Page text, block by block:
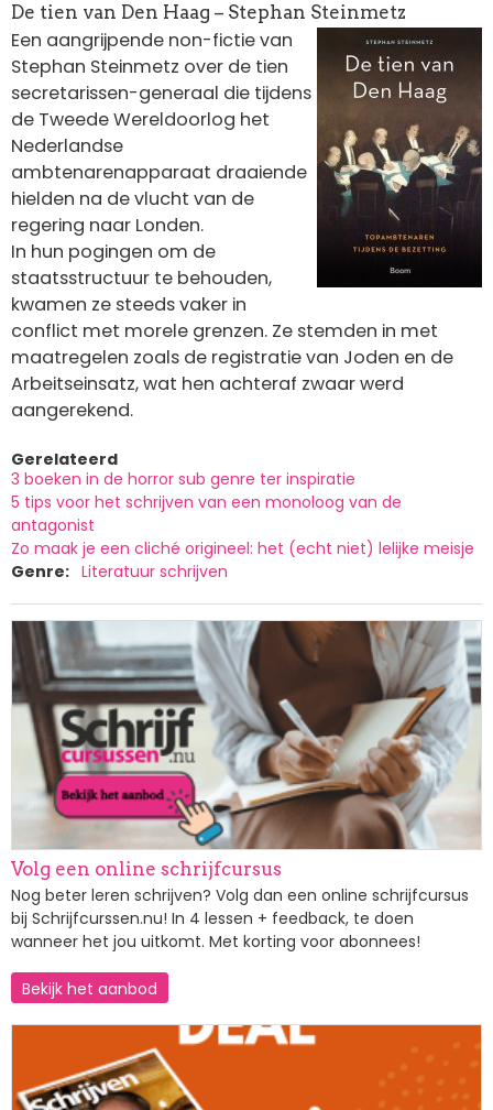
De tien van Den Haag – Stephan Steinmetz
Afbeelding
Een aangrijpende non-fictie van
Stephan Steinmetz over de tien
secretarissen-generaal die tijdens
de Tweede Wereldoorlog het
Nederlandse
ambtenarenapparaat draaiende
hielden na de vlucht van de
regering naar Londen.
In hun pogingen om de
staatsstructuur te behouden,
kwamen ze steeds vaker in
conflict met morele grenzen. Ze stemden in met
maatregelen zoals de registratie van Joden en de
Arbeitseinsatz, wat hen achteraf zwaar werd
aangerekend.
Gerelateerd
3 boeken in de horror sub genre ter inspiratie
5 tips voor het schrijven van een monoloog van de
antagonist
Zo maak je een cliché origineel: het (echt niet) lelijke meisje
Genre
Literatuur schrijven
Afbeelding
Volg een online schrijfcursus
Nog beter leren schrijven? Volg dan een online schrijfcursus
bij Schrijfcurssen.nu! In 4 lessen + feedback, te doen
wanneer het jou uitkomt. Met korting voor abonnees!
Bekijk het aanbod